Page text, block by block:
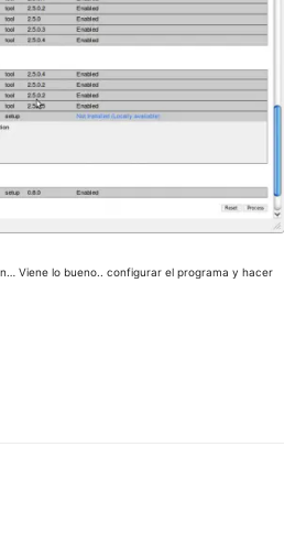
Viene lo bueno.. configurar el programa y hacer